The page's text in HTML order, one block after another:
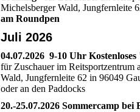
Michelsberger Wald, Jungfernleite
am Roundpen
Juli 2026
04.07.2026 9-10 Uhr
für Zuschauer im Reitsportzentrum
Wald, Jungfernleite 62 in 96049
oder an den Paddocks
20.-25.07.2026 Sommercamp bei